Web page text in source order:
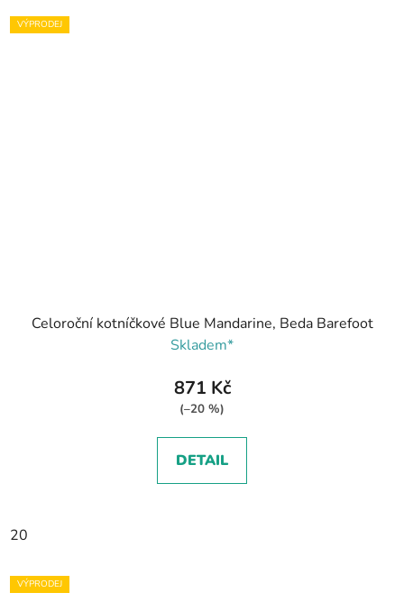
VÝPRODEJ
Celoroční kotníčkové Blue Mandarine, Beda Barefoot
Skladem*
871 Kč
(–20 %)
DETAIL
20
VÝPRODEJ